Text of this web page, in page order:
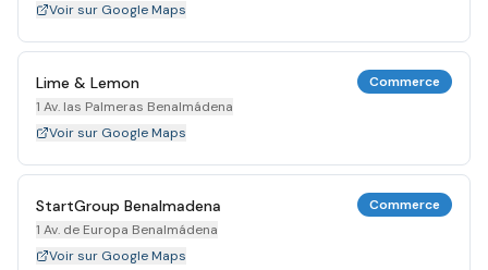
Voir sur Google Maps
Lime & Lemon
1 Av. las Palmeras Benalmádena
Commerce
Voir sur Google Maps
StartGroup Benalmadena
1 Av. de Europa Benalmádena
Commerce
Voir sur Google Maps